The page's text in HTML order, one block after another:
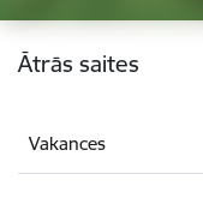
Kājene
Ātrās saites
Vakances